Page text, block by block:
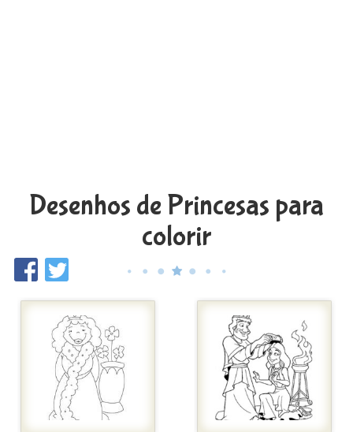
Desenhos de Princesas para
colorir